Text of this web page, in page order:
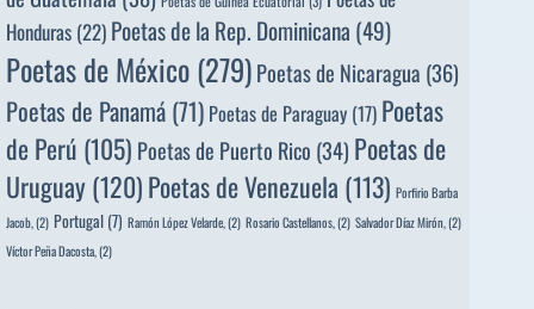
Honduras (22) Poetas de la Rep. Dominicana (49)
Poetas de México(279)Poetas de Nicaragua (36)
Poetas de Panamá (71) Poetas de Paraguay (17) Poetas
de Perú (105) Poetas de Puerto Rico (34) Poetas de
Uruguay(120)Poetas de Venezuela (113) Porfirio Barba
Jacob, (2) Portugal (7) Ramón López Velarde, (2) Rosario Castellanos, (2) Salvador Díaz Mirón, (2)
Víctor Peña Dacosta, (2)